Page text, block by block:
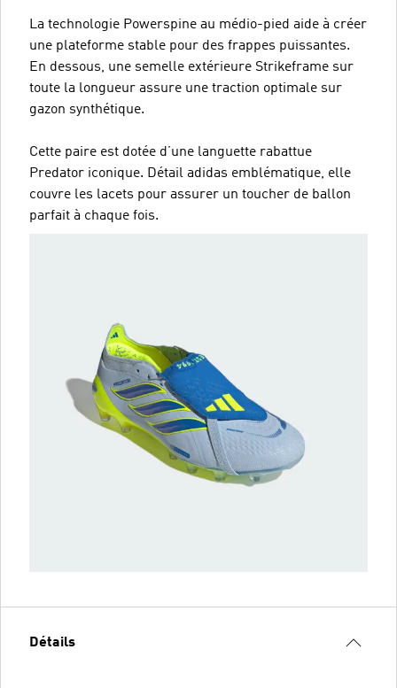
La technologie Powerspine au médio-pied aide à créer
une plateforme stable pour des frappes puissantes.
En dessous, une semelle extérieure Strikeframe sur
toute la longueur assure une traction optimale sur
gazon synthétique.
Cette paire est dotée d’une languette rabattue
Predator iconique. Détail adidas emblématique, elle
couvre les lacets pour assurer un toucher de ballon
parfait à chaque fois.
Détails